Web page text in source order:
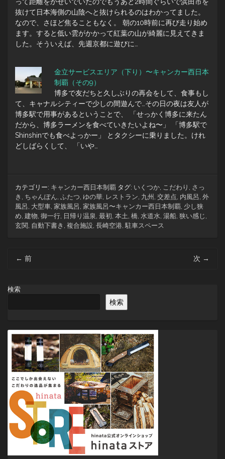
抜けて日本海側の山陰へと抜けられるのはわかってました。
なので、さほど焦ることもなく。 朝の10時前に再び走り始め
ます。すると低い雲がかかって紅葉の山が綺麗に見えてきま
した。そういえば、先週京都に遊びに…
金立サービスエリア（下り）〜キャンカー西日本
制覇（その9）
博多で友だちと久しぶりの再会をして、食事もし
て、キャナルシティーで少しの間遊んで…その日の夜は友人が
博多駅で用事があるということで、 「せっかく博多に来たん
だから、博多ラーメンを食べていきたいよね〜」 「博多駅で
Shinshinでも食べよっかー」 とタクシーに乗りました。けれ
どしばらくして、 「いや…
カテゴリー: キャンカー西日本制覇 タグ: いくつか, こだわり , さっ
き , ちゃんぽん, ふたつ, ゆの華, レストラン, 九州 , 交差点, 内風呂 , 外
風呂 , 大型車, 家族風呂 , 家族風呂〜キャンカー西日本制覇, 少し狭
め, 建物, 御一行, 日帰り温泉, 最初, 本土, 橋, 水道水, 湯船, 狭い感じ ,
玄関, 自動下書き , 複合施設, 長崎空港, 駐車スペース
ビ
ゲ
← 前 次 →
検索
検索